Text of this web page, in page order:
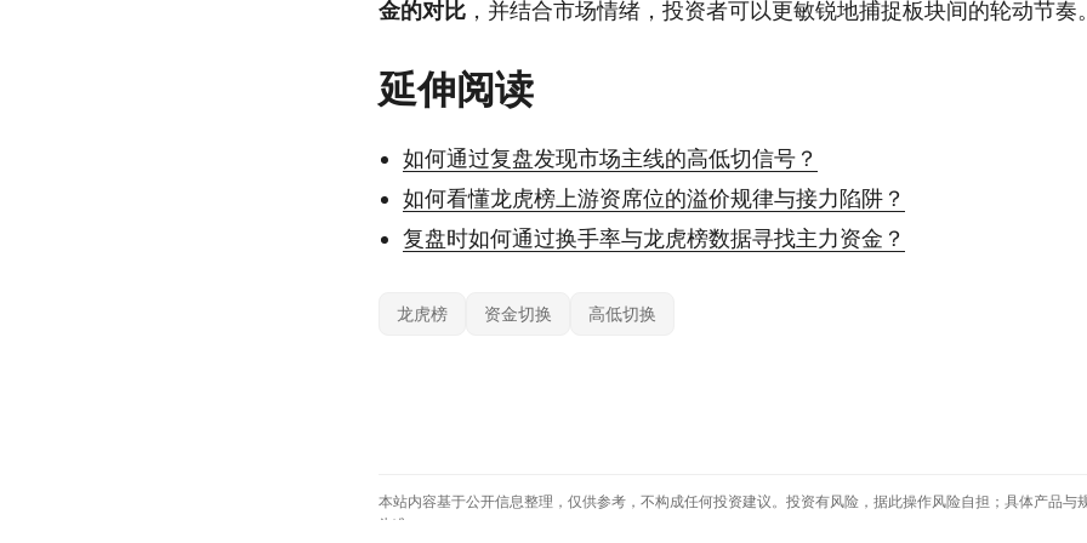
金的对比 ，并结合市场情绪，投资者可以更敏锐地捕捉板块间的轮动节奏。
延伸阅读
如何通过复盘发现市场主线的高低切信号？
如何看懂龙虎榜上游资席位的溢价规律与接力陷阱？
复盘时如何通过换手率与龙虎榜数据寻找主力资金？
龙虎榜 资金切换 高低切换
本站内容基于公开信息整理，仅供参考，不构成任何投资建议。投资有风险，据此操作风险自担；具体产品与
为准。